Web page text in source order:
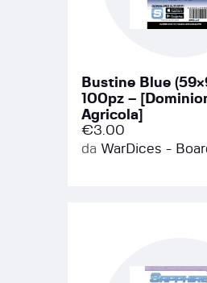
Bustine Blue
100pz –
Agricola]
€3.00
da WarDices -